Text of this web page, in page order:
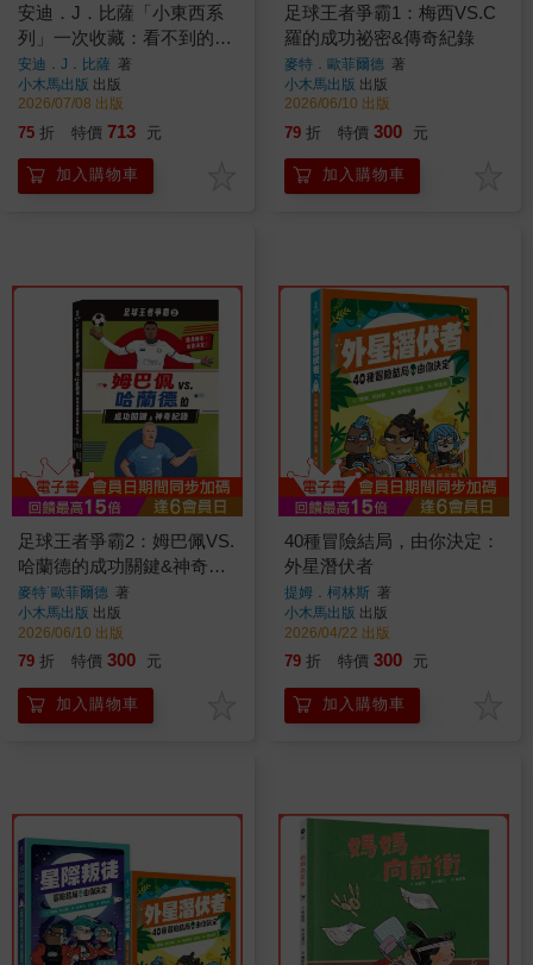
安迪．J．比薩「小東西系
列」一次收藏：看不到的小
東西＋神祕的小東西【從情
緒理解到探索世界的SEL繪
本】
安迪．J．比薩 著
小木馬出版 出版
2026/07/08 出版
75 折 特價 713 元
加入購物車
足球王者爭霸1：梅西VS.C
羅的成功祕密&傳奇紀錄
麥特．歐菲爾德 著
小木馬出版 出版
2026/06/10 出版
79 折 特價 300 元
加入購物車
足球王者爭霸2：姆巴佩VS.
哈蘭德的成功關鍵&神奇紀
錄
麥特˙歐菲爾德 著
小木馬出版 出版
2026/06/10 出版
79 折 特價 300 元
加入購物車
40種冒險結局，由你決定：
外星潛伏者
提姆．柯林斯 著
小木馬出版 出版
2026/04/22 出版
79 折 特價 300 元
加入購物車